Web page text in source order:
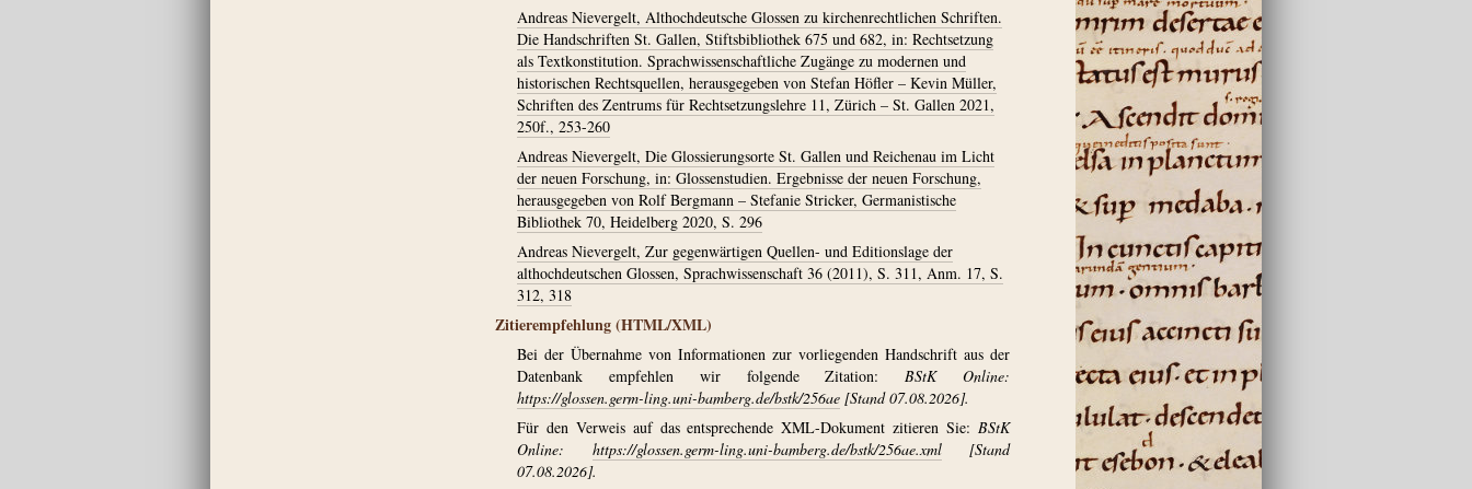
Andreas Nievergelt, Althochdeutsche Glossen zu kirchenrechtlichen Schriften.
Die Handschriften St. Gallen, Stiftsbibliothek 675 und 682, in: Rechtsetzung
als Textkonstitution. Sprachwissenschaftliche Zugänge zu modernen und
historischen Rechtsquellen, herausgegeben von Stefan Höfler – Kevin Müller,
Schriften des Zentrums für Rechtsetzungslehre 11, Zürich – St. Gallen 2021,
250f., 253-260
Andreas Nievergelt, Die Glossierungsorte St. Gallen und Reichenau im Licht
der neuen Forschung, in: Glossenstudien. Ergebnisse der neuen Forschung,
herausgegeben von Rolf Bergmann – Stefanie Stricker, Germanistische
Bibliothek 70, Heidelberg 2020, S. 296
Andreas Nievergelt, Zur gegenwärtigen Quellen- und Editionslage der
althochdeutschen Glossen, Sprachwissenschaft 36 (2011), S. 311, Anm. 17, S.
312, 318
Zitierempfehlung (HTML/XML)
Bei der Übernahme von Informationen zur vorliegenden Handschrift aus der
Datenbank empfehlen wir folgende Zitation:BStK Online:
https://glossen.germ-ling.uni-bamberg.de/bstk/256ae [Stand 07.08.2026].
Für den Verweis auf das entsprechende XML-Dokument zitieren Sie: BStK
Online: https://glossen.germ-ling.uni-bamberg.de/bstk/256ae.xml[Stand
07.08.2026].